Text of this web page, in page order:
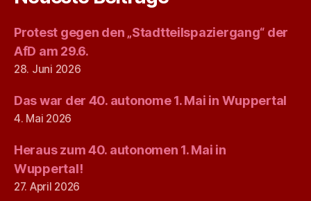
Protest gegen den „Stadtteilspaziergang“ der
AfD am 29.6.
28. Juni 2026
Das war der 40. autonome 1. Mai in Wuppertal
4. Mai 2026
Heraus zum 40. autonomen 1. Mai in
Wuppertal!
27. April 2026